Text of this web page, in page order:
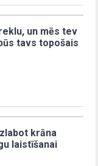
un mēs tev
tavs topošais
krāna
laistīšanai